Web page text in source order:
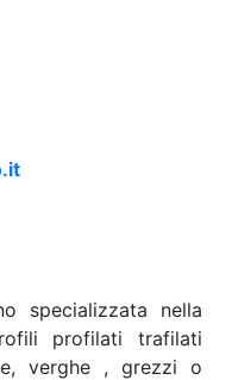
specializzata nella
profilati trafilati
verghe , grezzi o